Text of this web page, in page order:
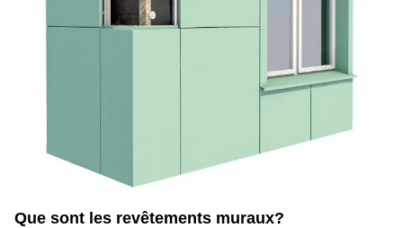
Que sont les revêtements muraux?